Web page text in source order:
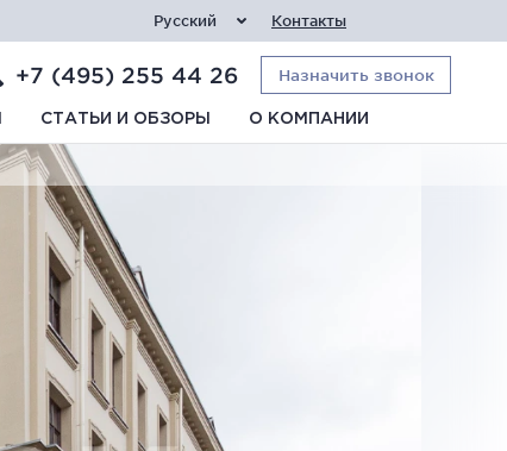
Русский Контакты
+7 (495) 255 44 26 Назначить звонок
СТАТЬИ И ОБЗОРЫ О КОМПАНИИ